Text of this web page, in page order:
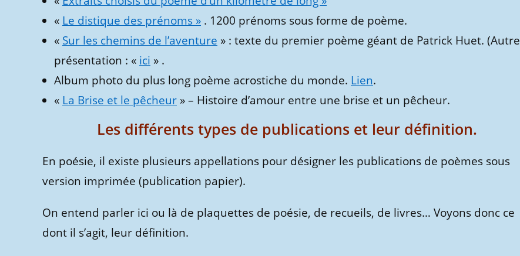
« Le distique des prénoms » . 1200 prénoms sous forme de poème.
« Sur les chemins de l’aventure » : texte du premier poème géant de Patrick Huet. (Autre
présentation : « ici » .
Album photo du plus long poème acrostiche du monde. Lien.
« La Brise et le pêcheur » – Histoire d’amour entre une brise et un pêcheur.
Les différents types de publications et leur définition.
En poésie, il existe plusieurs appellations pour désigner les publications de poèmes sous
version imprimée (publication papier).
On entend parler ici ou là de plaquettes de poésie, de recueils, de livres… Voyons donc ce
dont il s’agit, leur définition.